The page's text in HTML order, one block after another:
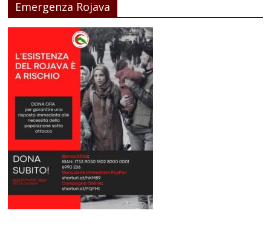
Emergenza Rojava